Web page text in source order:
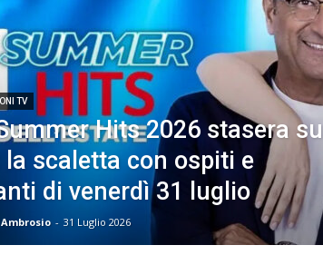
TV
Hits 2026 stasera su
la scaletta con ospiti e
di venerdì 31 luglio
- 31 Luglio 2026